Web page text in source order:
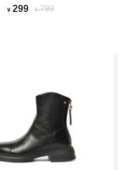
¥ 299 ¥799